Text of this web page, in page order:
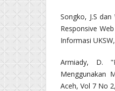
Songko, J.S
Responsive
Informasi
Armiady, D.
Menggunakan
Aceh, Vol 7 No